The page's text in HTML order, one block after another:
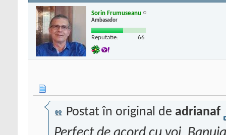
Sorin Frumuseanu
Ambasador
Reputatie: 66
Postat în original de adrianaf